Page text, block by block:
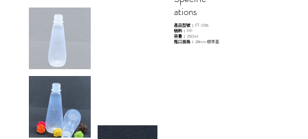
ations
產品型號： FT-056
物料： PP
容量： 250ml
瓶口規格： 28mm 標準蓋